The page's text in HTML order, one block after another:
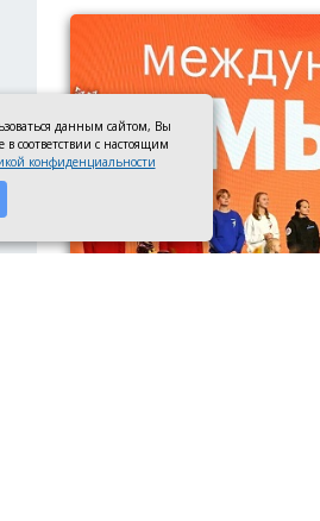
данным сайтом, Вы
в соответствии с настоящим
конфиденциальности